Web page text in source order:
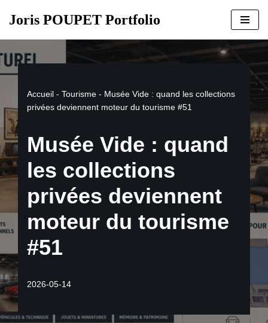
contenu
Joris POUPET Portfolio
Accueil - Tourisme - Musée Vide : quand les collections
privées deviennent moteur du tourisme #51
Musée Vide : quand
les collections
privées deviennent
moteur du tourisme
#51
2026-05-14